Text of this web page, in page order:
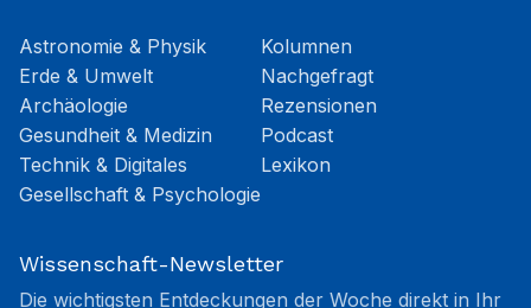
Astronomie & Physik
Erde & Umwelt
Archäologie
Gesundheit & Medizin
Technik & Digitales
Gesellschaft & Psychologie
Kolumnen
Nachgefragt
Rezensionen
Podcast
Lexikon
Wissenschaft-Newsletter
Die wichtigsten Entdeckungen der Woche direkt in Ihr